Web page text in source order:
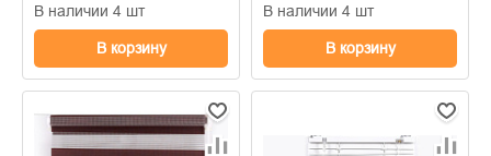
В наличии 4 шт
В корзину
В наличии 4 шт
В корзину